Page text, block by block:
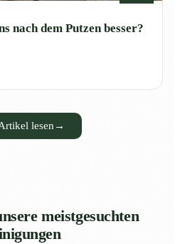
nach dem Putzen besser?
lesen →
meistgesuchten